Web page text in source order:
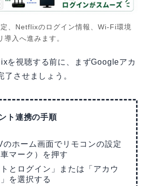
、Netflixのログイン情報、Wi-Fi環境
入へ進みます。
を視聴する前に、まずGoogleアカ
了させましょう。
ト連携の手順
ホーム画面でリモコンの設定
マーク）を押す
トとログイン」または「アカウ
を選択する